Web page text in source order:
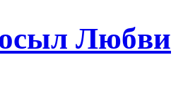
Любви